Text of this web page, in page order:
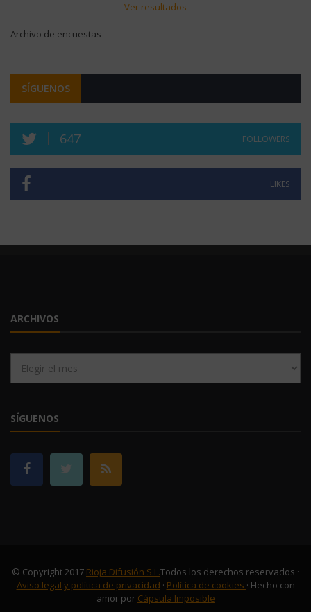
Ver resultados
Archivo de encuestas
SÍGUENOS
647 FOLLOWERS
LIKES
ARCHIVOS
SÍGUENOS
© Copyright 2017 Rioja Difusión S.L.Todos los derechos reservados ·
Aviso legal y política de privacidad · Política de cookies · Hecho con
amor por Cápsula Imposible